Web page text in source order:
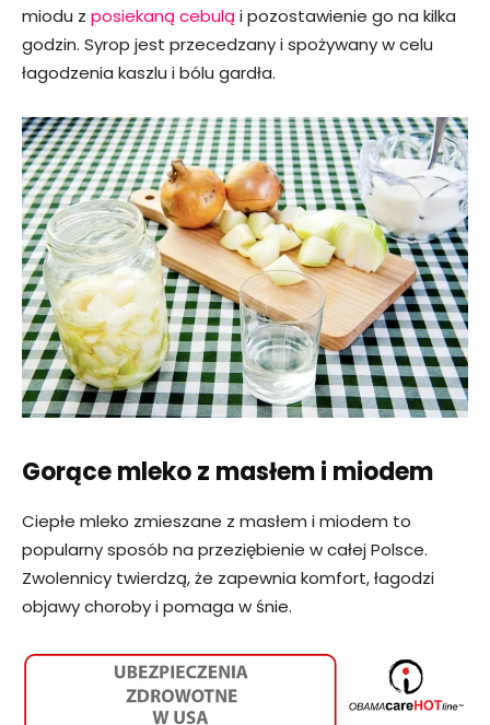
miodu z posiekaną cebulą i pozostawienie go na kilka
godzin. Syrop jest przecedzany i spożywany w celu
łagodzenia kaszlu i bólu gardła.
Gorące mleko z masłem i miodem
Ciepłe mleko zmieszane z masłem i miodem to
popularny sposób na przeziębienie w całej Polsce.
Zwolennicy twierdzą, że zapewnia komfort, łagodzi
objawy choroby i pomaga w śnie.